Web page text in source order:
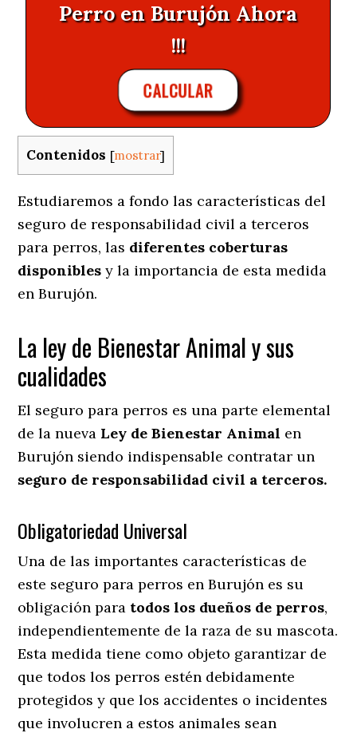
Perro en Burujón Ahora
!!!
CALCULAR
Contenidos [mostrar]
Estudiaremos a fondo las características del
seguro de responsabilidad civil a terceros
para perros, las diferentes coberturas
disponibles y la importancia de esta medida
en Burujón.
La ley de Bienestar Animal y sus
cualidades
El seguro para perros es una parte elemental
de la nueva Ley de Bienestar Animal en
Burujón siendo indispensable contratar un
seguro de responsabilidad civil a terceros.
Obligatoriedad Universal
Una de las importantes características de
este seguro para perros en Burujón es su
obligación para todos los dueños de perros,
independientemente de la raza de su mascota.
Esta medida tiene como objeto garantizar de
que todos los perros estén debidamente
protegidos y que los accidentes o incidentes
que involucren a estos animales sean